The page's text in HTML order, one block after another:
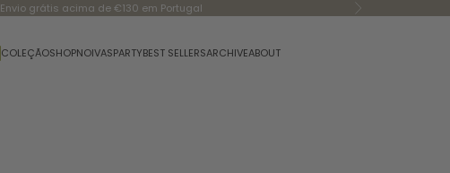
Envio grátis acima de €130 em Portugal Seguinte
COLEÇÃOSHOPNOIVASPARTYBEST SELLERSARCHIVEABOUT